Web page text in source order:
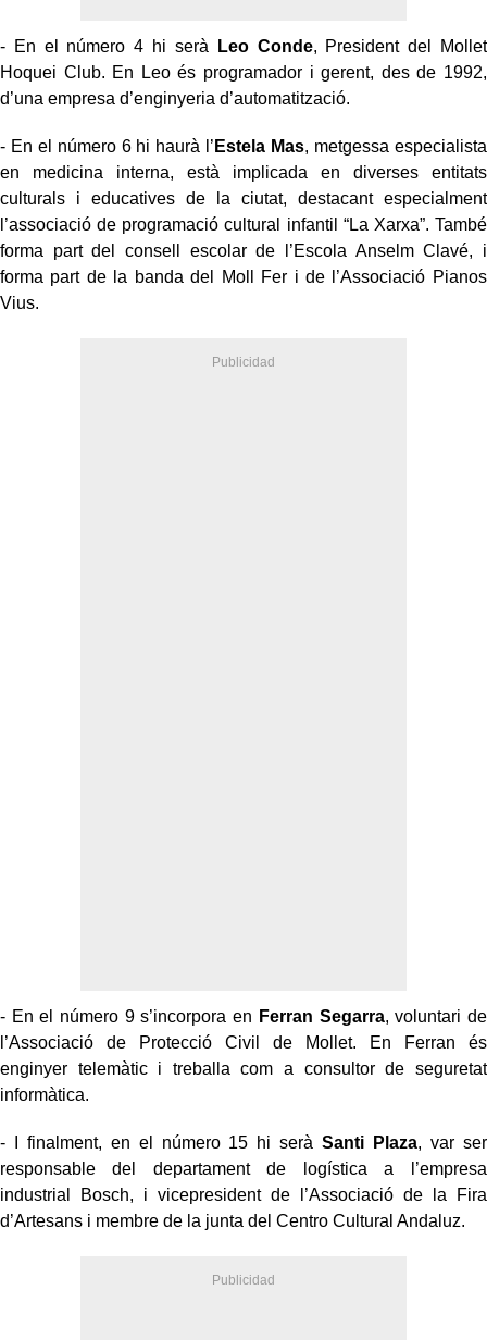
- En el número 4 hi serà Leo Conde, President del Mollet
Hoquei Club. En Leo és programador i gerent, des de 1992,
d’una empresa d’enginyeria d’automatització.
- En el número 6 hi haurà l’ Estela Mas, metgessa especialista
en medicina interna, està implicada en diverses entitats
culturals i educatives de la ciutat, destacant especialment
l’associació de programació cultural infantil “La Xarxa”. També
forma part del consell escolar de l’Escola Anselm Clavé, i
forma part de la banda del Moll Fer i de l’Associació Pianos
Vius.
- En el número 9 s’incorpora en Ferran Segarra, voluntari de
l’Associació de Protecció Civil de Mollet. En Ferran és
enginyer telemàtic i treballa com a consultor de seguretat
informàtica.
- I finalment, en el número 15 hi seràSanti Plaza, var ser
responsable del departament de logística a l’empresa
industrial Bosch, i vicepresident de l’Associació de la Fira
d’Artesans i membre de la junta del Centro Cultural Andaluz.